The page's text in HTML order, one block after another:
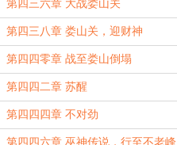
第四三六章 大战娄山关
第四三八章 娄山关，迎财神
第四四零章 战至娄山倒塌
第四四二章 苏醒
第四四四章 不对劲
第四四六章 巫神传说，行至不老峰